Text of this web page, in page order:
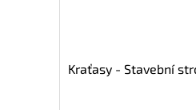
Kraťasy - Stavební